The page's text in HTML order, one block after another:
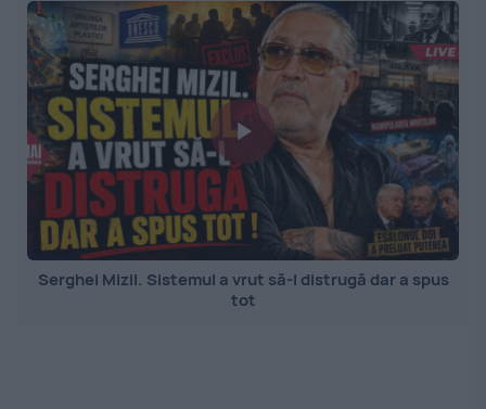
Serghei Mizil. Sistemul a vrut să-l distrugă dar a spus
tot